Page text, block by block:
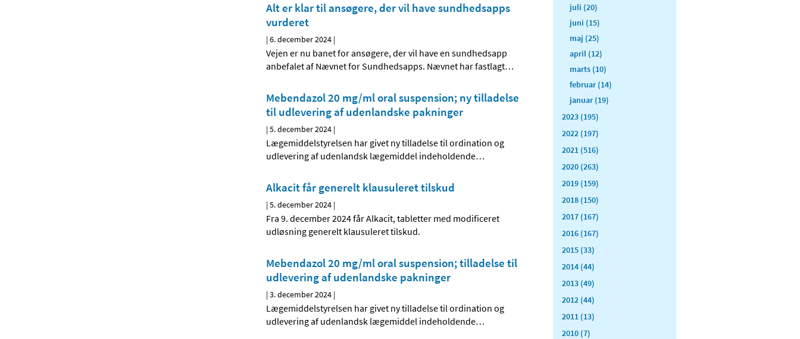
Alt er klar til ansøgere, der vil have sundhedsapps
vurderet
|6. december 2024 |
Vejen er nu banet for ansøgere, der vil have en sundhedsapp
anbefalet af Nævnet for Sundhedsapps. Nævnet har fastlagt…
Mebendazol 20 mg/ml oral suspension; ny tilladelse
til udlevering af udenlandske pakninger
|5. december 2024 |
Lægemiddelstyrelsen har givet ny tilladelse til ordination og
udlevering af udenlandsk lægemiddel indeholdende…
Alkacit får generelt klausuleret tilskud
|5. december 2024 |
Fra 9. december 2024 får Alkacit, tabletter med modificeret
udløsning generelt klausuleret tilskud.
Mebendazol 20 mg/ml oral suspension; tilladelse til
udlevering af udenlandske pakninger
|3. december 2024 |
Lægemiddelstyrelsen har givet ny tilladelse til ordination og
udlevering af udenlandsk lægemiddel indeholdende…
juli (20)
juni (15)
maj (25)
april (12)
marts (10)
februar (14)
januar (19)
2023 (195)
2022 (197)
2021 (516)
2020 (263)
2019 (159)
2018 (150)
2017 (167)
2016 (167)
2015 (33)
2014 (44)
2013 (49)
2012 (44)
2011 (13)
2010 (7)